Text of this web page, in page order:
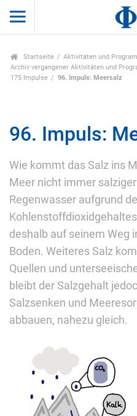
Startseite
Aktivitäten und
Archiv vergangener Aktivitäten und
175 Impulse
96. Impuls: Meersalz
96. Impuls:
Wie kommt das Salz ins
Meer nicht immer
Regenwasser aufgrund
deshalb auf seinem Weg
Boden. Weiteres Salz
Quellen und
bleibt der Salzgehalt
Salzsenken und
abbauen, nahezu gleich.